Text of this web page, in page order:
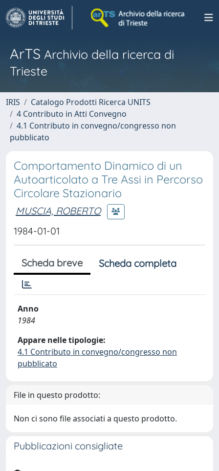
ArTS Archivio della ricerca di
Trieste
IRIS
Catalogo Prodotti Ricerca UNITS
4 Contributo in Atti Convegno
4.1 Contributo in convegno/congresso non
pubblicato
Comportamento Dinamico di un
Autoarticolato a Tre Assi in Percorso
Circolare Stazionario
MUSCIA, ROBERTO
1984-01-01
Scheda breve Scheda completa
Anno
1984
Appare nelle tipologie:
4.1 Contributo in convegno/congresso non
pubblicato
File in questo prodotto:
Non ci sono file associati a questo prodotto.
Pubblicazioni consigliate